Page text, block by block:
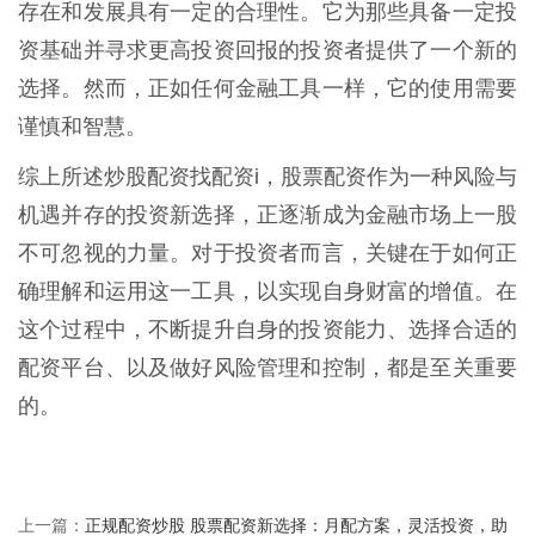
存在和发展具有一定的合理性。它为那些具备一定投
资基础并寻求更高投资回报的投资者提供了一个新的
选择。然而，正如任何金融工具一样，它的使用需要
谨慎和智慧。
综上所述炒股配资找配资i，股票配资作为一种风险与
机遇并存的投资新选择，正逐渐成为金融市场上一股
不可忽视的力量。对于投资者而言，关键在于如何正
确理解和运用这一工具，以实现自身财富的增值。在
这个过程中，不断提升自身的投资能力、选择合适的
配资平台、以及做好风险管理和控制，都是至关重要
的。
上一篇： 正规配资炒股 股票配资新选择：月配方案，灵活投资，助